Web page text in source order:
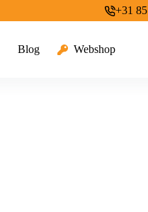
+31
Blog Webshop